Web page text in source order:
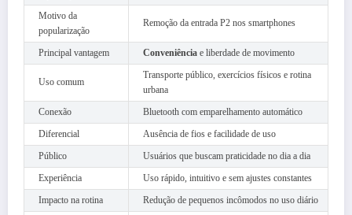
Motivo da
popularização
Remoção da entrada P2 nos smartphones
Principal vantagem Conveniência e liberdade de movimento
Uso comum
Transporte público, exercícios físicos e rotina
urbana
Conexão
Bluetooth com emparelhamento automático
Diferencial
Ausência de fios e facilidade de uso
Público
Usuários que buscam praticidade no dia a dia
Experiência
Uso rápido, intuitivo e sem ajustes constantes
Impacto na rotina
Redução de pequenos incômodos no uso diário